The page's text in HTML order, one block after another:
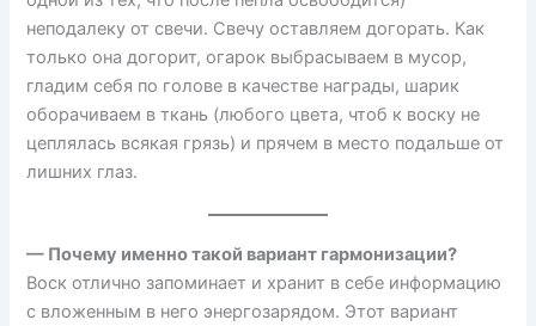
неподалеку от свечи. Свечу оставляем догорать. Как
только она догорит, огарок выбрасываем в мусор,
гладим себя по голове в качестве награды, шарик
оборачиваем в ткань (любого цвета, чтоб к воску не
цеплялась всякая грязь) и прячем в место подальше от
лишних глаз.
— Почему именно такой вариант гармонизации?
Воск отлично запоминает и хранит в себе информацию
с вложенным в него энергозарядом. Этот вариант